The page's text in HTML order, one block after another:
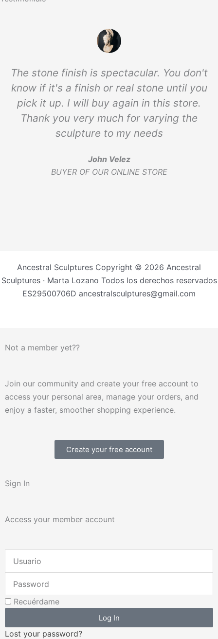
The stone finish is spectacular. You don't
know if it's a finish or real stone until you
pick it up. I will buy again in this store.
Thank you very much for varying the
sculpture to my needs
John Velez
BUYER OF OUR ONLINE STORE
Ancestral Sculptures Copyright © 2026 Ancestral
Sculptures · Marta Lozano Todos los derechos reservados
ES29500706D ancestralsculptures@gmail.com
Not a member yet??
Join our community and create your free account to
access your personal area, manage your orders, and
enjoy a faster, smoother shopping experience.
Create your free account
Sign In
Access your member account
Email
Address
Recuérdame
Log In
Lost your password?